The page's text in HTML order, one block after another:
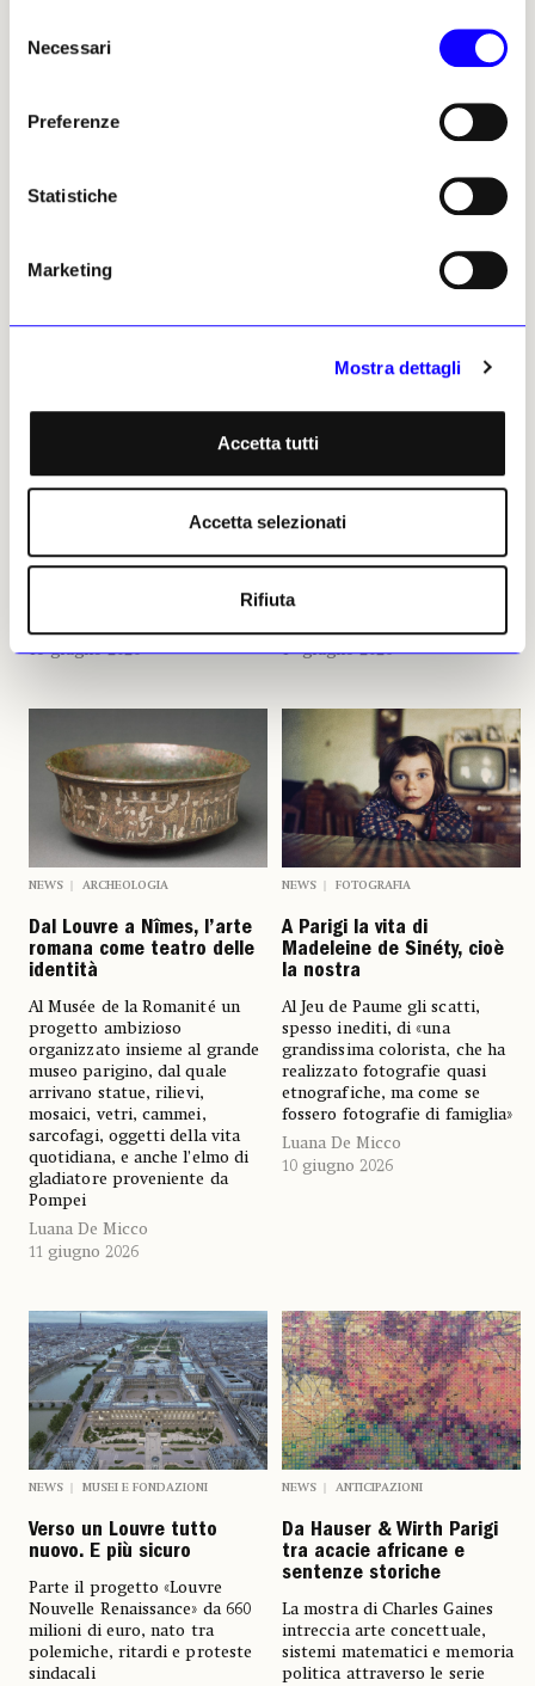
delNecessari
Preferenze
Statistiche
Marketing
Mostra dettagli
Accetta tutti
Accetta selezionati
Rifiuta
strumento per rileggere lo
spazio urbano
24 giugno 2026
inventivo: Ed van der Elsken
con il Nederlands Fotomusuem
ne ha acquisito l’archivio
personale, dedica un’ampia
mostra a colui che «ha
18 giugno 2026
quattro milioni di euro a
Rubens
monumentali tele pensate
come testamento politico di
Maria de’ Medici,
un’«operazione senza
quattro anni
15 giugno 2026
NEWS ARCHEOLOGIA
Dal Louvre a Nîmes, l’arte
romana come teatro delle
identità
Al Musée de la Romanité un
progetto ambizioso
organizzato insieme al grande
museo parigino, dal quale
arrivano statue, rilievi,
mosaici, vetri, cammei,
sarcofagi, oggetti della vita
quotidiana, e anche l’elmo di
gladiatore proveniente da
Pompei
Luana De Micco
11 giugno 2026
NEWS FOTOGRAFIA
A Parigi la vita di
Madeleine de Sinéty, cioè
la nostra
Al Jeu de Paume gli scatti,
spesso inediti, di «una
grandissima colorista, che ha
realizzato fotografie quasi
etnografiche, ma come se
fossero fotografie di famiglia»
Luana De Micco
10 giugno 2026
NEWS MUSEI E FONDAZIONI
Verso un Louvre tutto
nuovo. E più sicuro
Parte il progetto «Louvre
Nouvelle Renaissance» da 660
milioni di euro, nato tra
polemiche, ritardi e proteste
sindacali
NEWS ANTICIPAZIONI
Da Hauser & Wirth Parigi
tra acacie africane e
sentenze storiche
La mostra di Charles Gaines
intreccia arte concettuale,
sistemi matematici e memoria
politica attraverso le serie